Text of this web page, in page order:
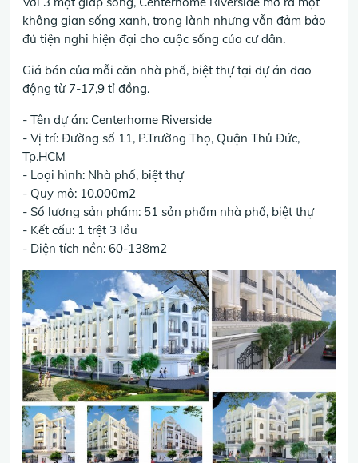
không gian sống xanh, trong lành nhưng vẫn đảm bảo
đủ tiện nghi hiện đại cho cuộc sống của cư dân.
Giá bán của mỗi căn nhà phố, biệt thự tại dự án dao
động từ 7-17,9 tỉ đồng.
- Tên dự án: Centerhome Riverside
- Vị trí: Đường số 11, P.Trường Thọ, Quận Thủ Đức,
Tp.HCM
- Loại hình: Nhà phố, biệt thự
- Quy mô: 10.000m2
- Số lượng sản phẩm: 51 sản phẩm nhà phố, biệt thự
- Kết cấu: 1 trệt 3 lầu
- Diện tích nền: 60-138m2